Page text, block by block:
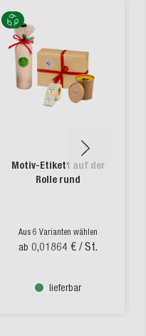
Motiv-Etikett auf der
Rolle rund
Aus 6 Varianten wählen
ab 0,01864 € / St.
lieferbar